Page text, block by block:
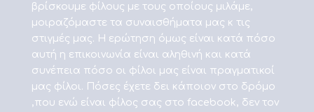
βρίσκουμε φίλους με τους οποίους μιλάμε,
μοιραζόμαστε τα συναισθήματα μας κ τις
στιγμές μας. Η ερώτηση όμως είναι κατά πόσο
αυτή η επικοινωνία είναι αληθινή και κατά
συνέπεια πόσο οι φίλοι μας είναι πραγματικοί
μας φίλοι. Πόσες έχετε δει κάποιον στο δρόμο
,που ενώ είναι φίλος σας στο facebook, δεν τον